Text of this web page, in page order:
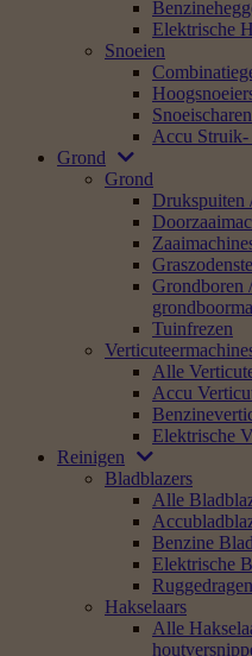
Elektrische
Snoeien
Snoeischaren
Accu Struik-
Grond
Grond
Drukspuiten
Grondboren /
Tuinfrezen
Alle
Accu
Elektrische
Reinigen
Bladblazers
Alle
Benzine
Elektrische
Hakselaars
Alle